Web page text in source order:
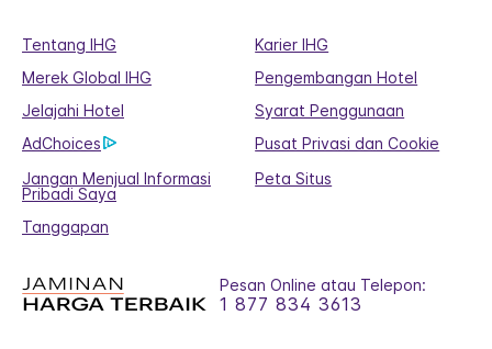
Tentang IHG
Karier IHG
Merek Global IHG
Pengembangan Hotel
Jelajahi Hotel
Syarat Penggunaan
AdChoices
Pusat Privasi dan Cookie
Jangan Menjual Informasi
Pribadi Saya
Peta Situs
Tanggapan
Pesan Online atau Telepon:
1 877 834 3613